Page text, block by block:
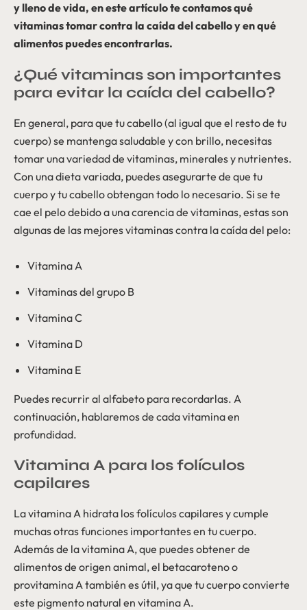
y lleno de vida, en este artículo te contamos qué
vitaminas tomar contra la caída del cabello y en qué
alimentos puedes encontrarlas.
¿Qué vitaminas son importantes
para evitar la caída del cabello?
En general, para que tu cabello (al igual que el resto de tu
cuerpo) se mantenga saludable y con brillo, necesitas
tomar una variedad de vitaminas, minerales y nutrientes.
Con una dieta variada, puedes asegurarte de que tu
cuerpo y tu cabello obtengan todo lo necesario. Si se te
cae el pelo debido a una carencia de vitaminas, estas son
algunas de las mejores vitaminas contra la caída del pelo:
Vitamina A
Vitaminas del grupo B
Vitamina C
Vitamina D
Vitamina E
Puedes recurrir al alfabeto para recordarlas. A
continuación, hablaremos de cada vitamina en
profundidad.
Vitamina A para los folículos
capilares
La vitamina A hidrata los folículos capilares y cumple
muchas otras funciones importantes en tu cuerpo.
Además de la vitamina A, que puedes obtener de
alimentos de origen animal, el betacaroteno o
provitamina A también es útil, ya que tu cuerpo convierte
este pigmento natural en vitamina A.